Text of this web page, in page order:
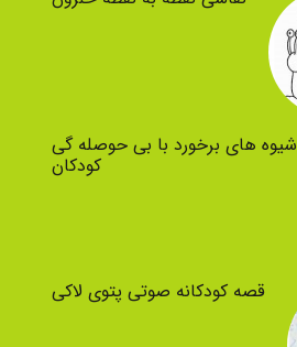
شیوه های برخورد با بی حوصله گی
کودکان
قصه کودکانه صوتی پتوی لاکی